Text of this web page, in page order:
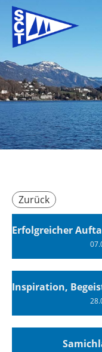
Zurück